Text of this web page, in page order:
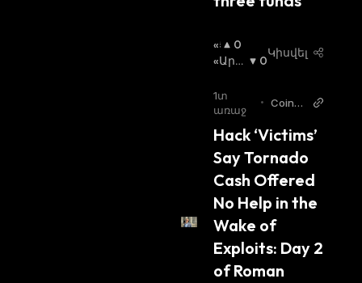
«Ց
Լ
Շ
Ո
Կ
Ա
:
0
«Արջ
Ւկա
0
Կիսվել
1տ
առաջ
•
CoinD
Hack ‘Victims’
Say Tornado
Cash Offered
No Help in the
Wake of
Exploits: Day 2
of Roman